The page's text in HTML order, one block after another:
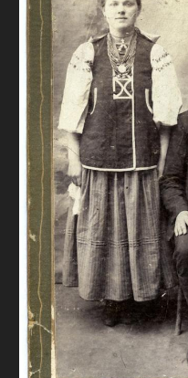
ОНЛАЙН-КРАМНИЦЯ
ПІДТРИМАТИ